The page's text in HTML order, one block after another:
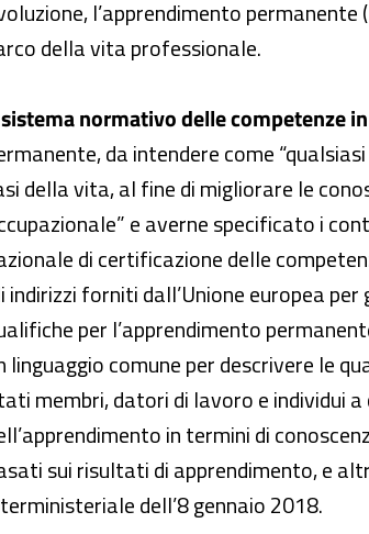
l’apprendimento
della vita professionale.
normativo delle competenze
da intendere come
della vita, al fine di migliorare le
e averne specificato i
di certificazione delle
indirizzi forniti dall’Unione europea
per l’apprendimento
linguaggio comune per descrivere le
membri, datori di lavoro e individui
in termini di
sui risultati di apprendimento, e
dell’8 gennaio 2018.